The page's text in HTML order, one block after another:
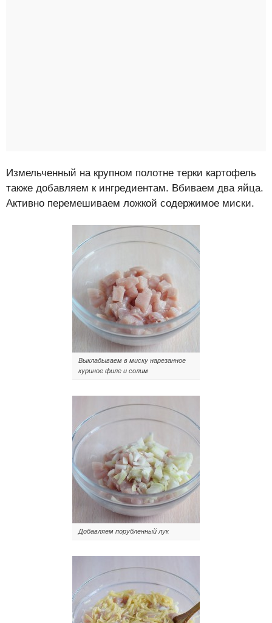
Измельченный на крупном полотне терки картофель
также добавляем к ингредиентам. Вбиваем два яйца.
Активно перемешиваем ложкой содержимое миски.
Выкладываем в миску нарезанное
куриное филе и солим
Добавляем порубленный лук